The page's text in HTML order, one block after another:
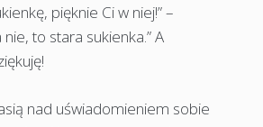
pięknie Ci w niej!” –
to stara sukienka.” A
nad uświadomieniem sobie